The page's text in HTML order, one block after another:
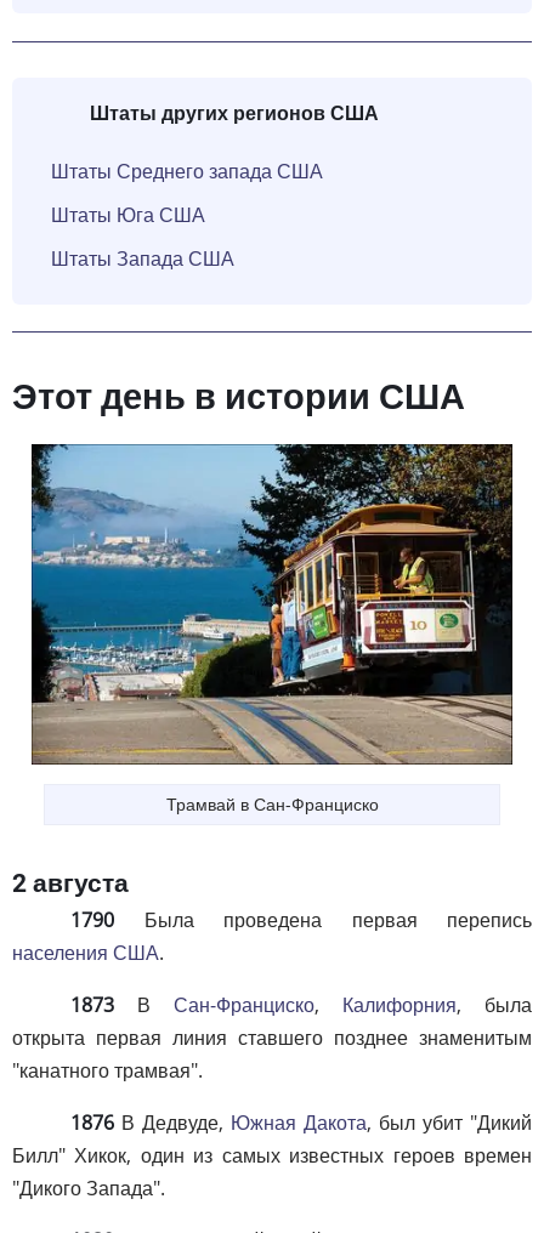
Штаты других регионов США
Штаты Среднего запада США
Штаты Юга США
Штаты Запада США
Этот день в истории США
Трамвай в Сан-Франциско
2 августа
1790 Была проведена первая перепись
населения США.
1873 В Сан-Франциско, Калифорния, была
открыта первая линия ставшего позднее знаменитым
"канатного трамвая".
1876 В Дедвуде, Южная Дакота, был убит "Дикий
Билл" Хикок, один из самых известных героев времен
"Дикого Запада".